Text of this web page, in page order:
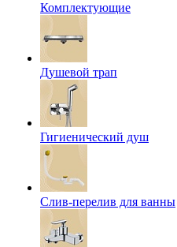
Комплектующие
Душевой трап
Гигиенический душ
Слив-перелив для ванны